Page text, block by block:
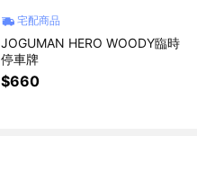
宅配商品
JOGUMAN HERO WOODY臨時
停車牌
$660